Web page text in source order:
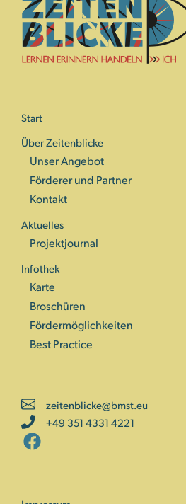
Start
Über Zeitenblicke
Unser Angebot
Förderer und Partner
Kontakt
Aktuelles
Projektjournal
Infothek
Karte
Broschüren
Fördermöglichkeiten
Best Practice
zeitenblicke@bmst.eu
+49 351 4331 4221